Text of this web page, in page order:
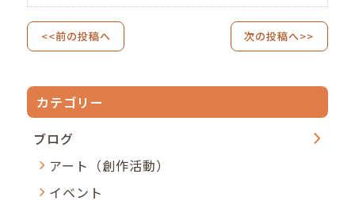
<<前の投稿へ 次の投稿へ>>
カテゴリー
ブログ
アート（創作活動）
イベント